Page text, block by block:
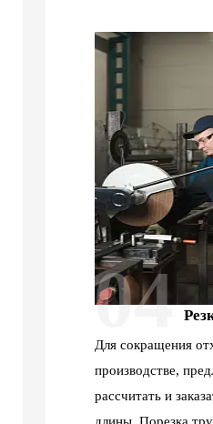
04
Для сокращения
производстве,
рассчитать и